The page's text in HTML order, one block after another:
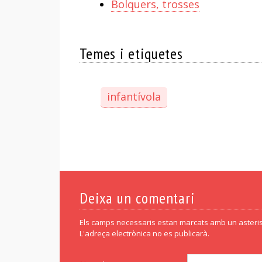
Bolquers, trosses
Temes i etiquetes
infantívola
Deixa un comentari
Els camps necessaris estan marcats amb un
L'adreça electrònica no es publicarà.